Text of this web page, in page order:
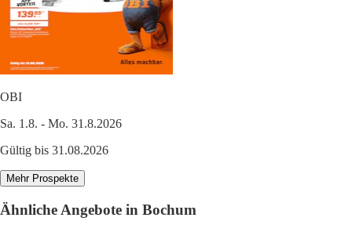
OBI
Sa. 1.8. - Mo. 31.8.2026
Gültig bis 31.08.2026
Mehr Prospekte
Ähnliche Angebote in Bochum